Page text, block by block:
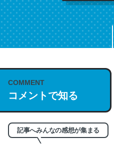
COMMENT
コメントで知る
記事へみんなの感想が集まる
これは名文。彼はとてもクレ
う。英語少しでも読める人は
れ好き。Let’s Fucking Go.
─今のこの状況が信じられるかい